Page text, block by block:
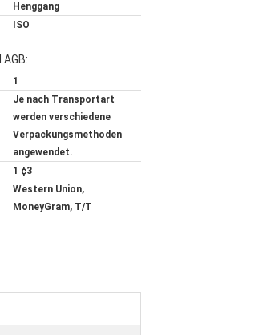
Henggang
ISO
1
Je nach Transportart
werden verschiedene
Verpackungsmethoden
angewendet.
1 ¢3
Western Union,
MoneyGram, T/T